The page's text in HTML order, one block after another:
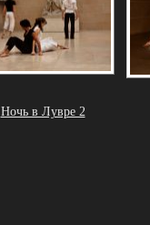
Ночь в Лувре 2